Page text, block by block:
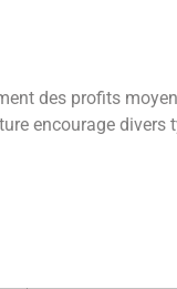
des profits
encourage divers